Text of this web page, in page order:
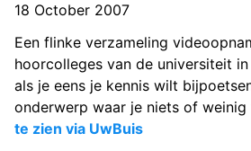
18 October 2007
Een flinke verzameling
hoorcolleges van de universiteit
als je eens je kennis wilt
onderwerp waar je niets of weinig
te zien via UwBuis